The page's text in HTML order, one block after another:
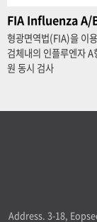
FIA Influenza A/
형광면역법(FIA)을 이
검체내의 인플루엔자
원 동시 검사
Address. 3-18,